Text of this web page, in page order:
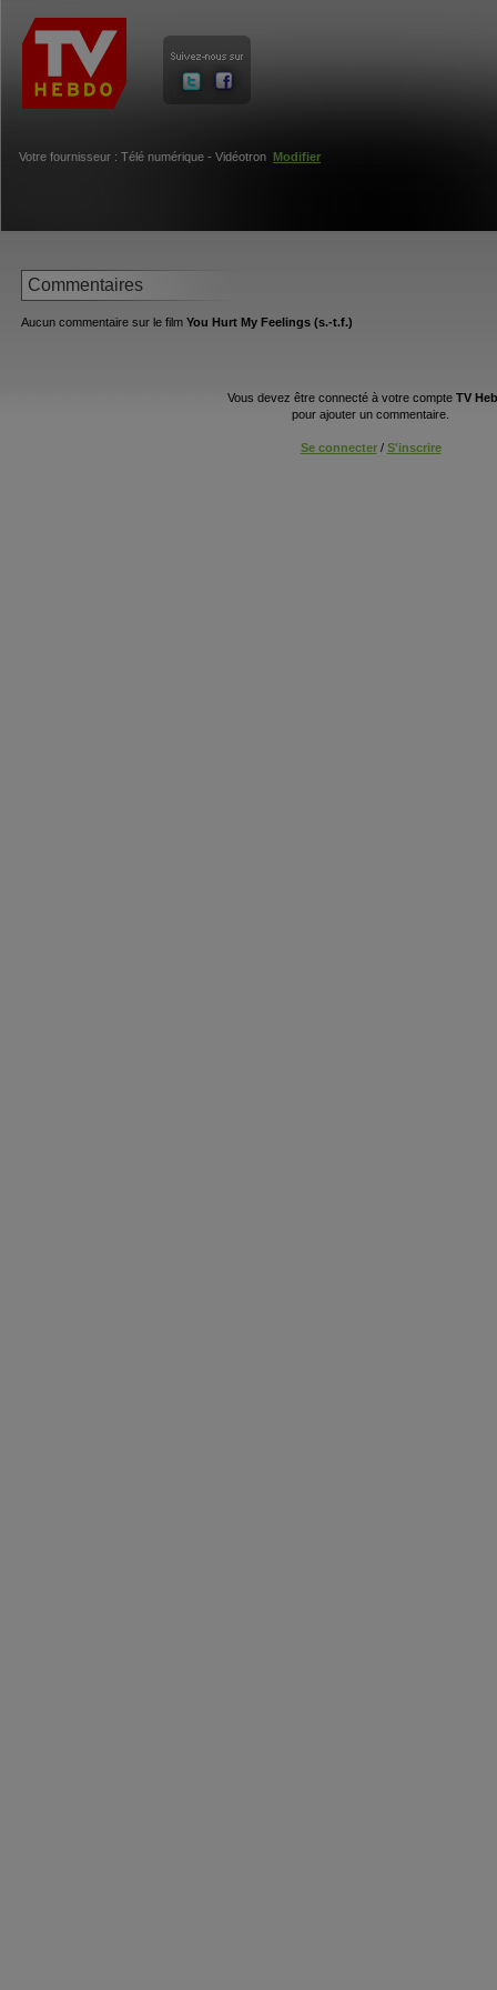
Votre fournisseur : Télé numérique - Vidéotron Modifier
Commentaires
Aucun commentaire sur le film You Hurt My Feelings (s.-t.f.)
Vous devez être connecté à votre compte TV
pour ajouter un commentaire.
Se connecter/ S'inscrire